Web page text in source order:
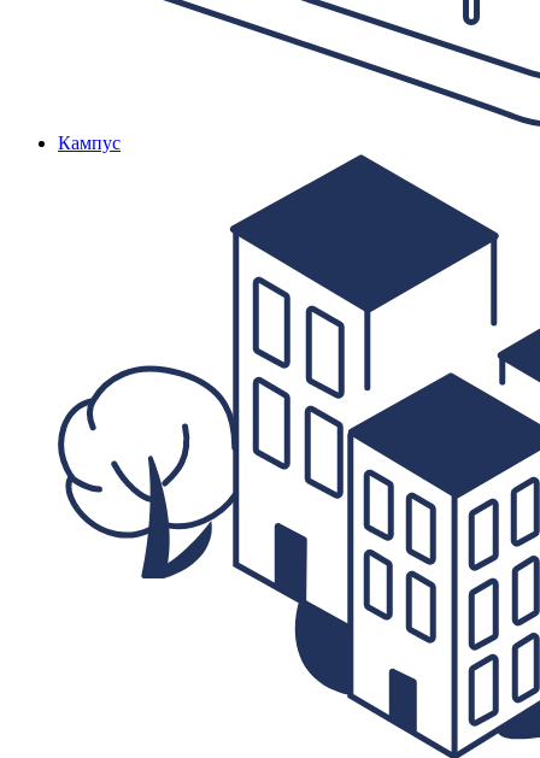
Кампус